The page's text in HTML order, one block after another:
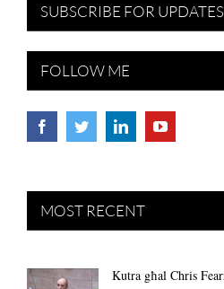
SUBSCRIBE FOR UPDATES
FOLLOW ME
MOST RECENT
Kutra għal Chris